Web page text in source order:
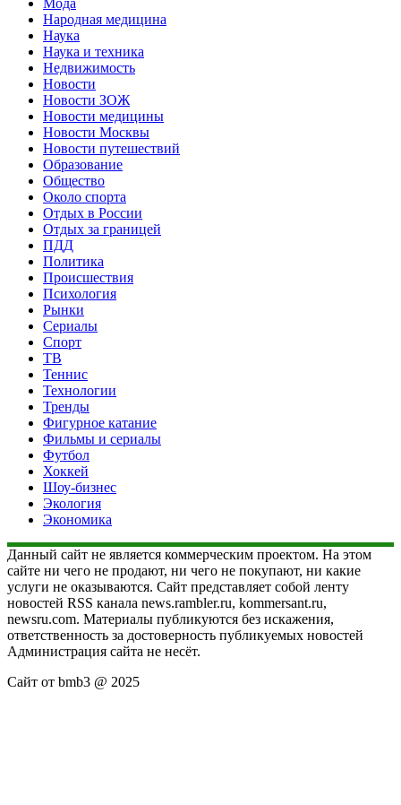
Народная медицина
Наука
Наука и техника
Недвижимость
Новости
Новости ЗОЖ
Новости медицины
Новости Москвы
Новости путешествий
Образование
Общество
Около спорта
Отдых в России
Отдых за границей
ПДД
Политика
Происшествия
Психология
Рынки
Сериалы
Спорт
ТВ
Теннис
Технологии
Тренды
Фигурное катание
Фильмы и сериалы
Футбол
Хоккей
Шоу-бизнес
Экология
Экономика
Данный сайт не является коммерческим проектом. На этом
сайте ни чего не продают, ни чего не покупают, ни какие
услуги не оказываются. Сайт представляет собой ленту
новостей RSS канала news.rambler.ru, kommersant.ru,
newsru.com. Материалы публикуются без искажения,
ответственность за достоверность публикуемых новостей
Администрация сайта не несёт.
Сайт от bmb3 @ 2025